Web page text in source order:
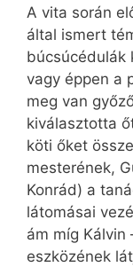
A vita során
által ismert
búcsúcédulák
vagy éppen a
meg van
kiválasztotta
köti őket
mesterének,
Konrád) a
látomásai
ám míg Kálvin
eszközének